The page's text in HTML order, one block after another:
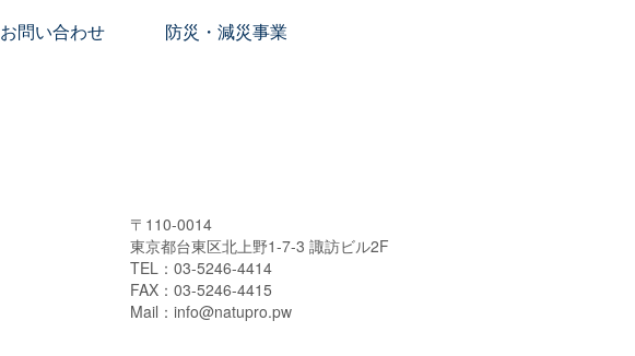
お問い合わせ 防災・減災事業
〒110-0014
東京都台東区北上野1-7-3 諏訪ビル2F
TEL：03-5246-4414
FAX：03-5246-4415
Mail：info@natupro.pw